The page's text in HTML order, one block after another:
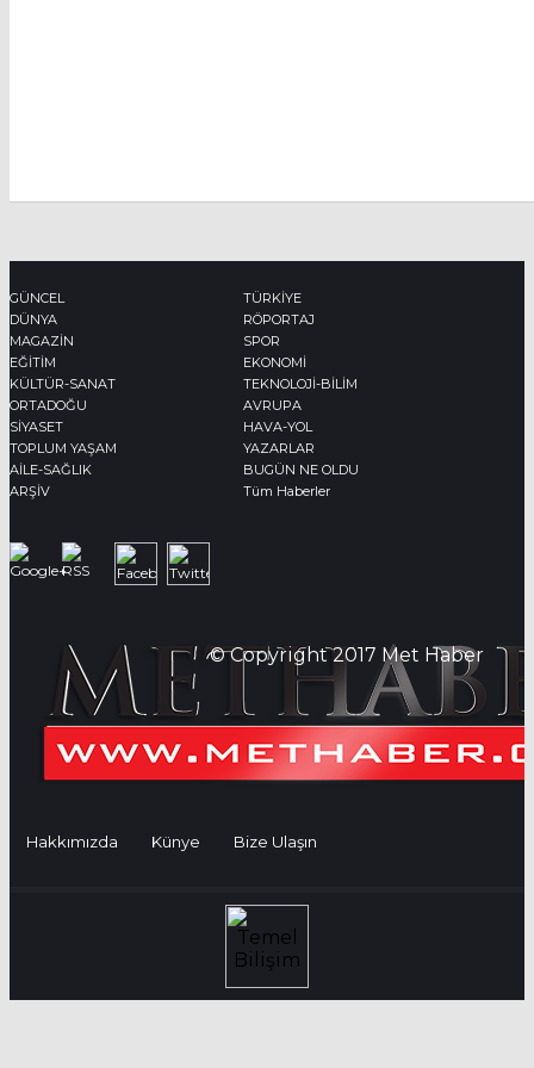
GÜNCEL
TÜRKİYE
DÜNYA
RÖPORTAJ
MAGAZİN
SPOR
EĞİTİM
EKONOMİ
KÜLTÜR-SANAT
TEKNOLOJİ-BİLİM
ORTADOĞU
AVRUPA
SİYASET
HAVA-YOL
TOPLUM YAŞAM
YAZARLAR
AİLE-SAĞLIK
BUGÜN NE OLDU
ARŞİV
Tüm Haberler
© Copyright 2017 Met Haber
Hakkımızda Künye Bize Ulaşın